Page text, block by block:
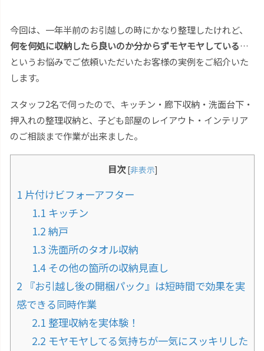
今回は、一年半前のお引越しの時にかなり整理したけれど、
何を何処に収納したら良いのか分からずモヤモヤしている…
というお悩みでご依頼いただいたお客様の実例をご紹介いた
します。
スタッフ2名で伺ったので、キッチン・廊下収納・洗面台下・
押入れの整理収納と、子ども部屋のレイアウト・インテリア
のご相談まで作業が出来ました。
目次 [非表示]
1 片付けビフォーアフター
1.1 キッチン
1.2 納戸
1.3 洗面所のタオル収納
1.4 その他の箇所の収納見直し
2 『お引越し後の開梱パック』は短時間で効果を実
感できる同時作業
2.1 整理収納を実体験！
2.2 モヤモヤしてる気持ちが一気にスッキリした